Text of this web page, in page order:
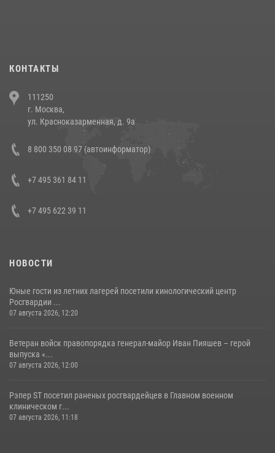
напавших на бригаду скорой помощи (видео)
14 июля 2026, 12:20
В Росгвардии прошла военно-научная конференция по обобщению
боевого опыта
КОНТАКТЫ
111250
г. Москва,
ул. Красноказарменная, д. 9а
8 800 350 08 97 (автоинформатор)
+7 495 361 84 11
+7 495 622 39 11
НОВОСТИ
Юные гости из летних лагерей посетили кинологический центр
Росгвардии ...
07 августа 2026, 12:20
Ветеран войск правопорядка генерал-майор Иван Пияшев – герой
выпуска «...
07 августа 2026, 12:00
Рэпер ST посетил раненых росгвардейцев в Главном военном
клиническом г...
07 августа 2026, 11:18